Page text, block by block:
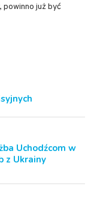
powinno już być
Uchodźcom w
z Ukrainy